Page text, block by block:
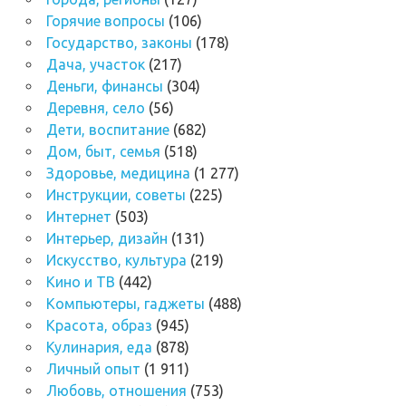
Горячие вопросы (106)
Государство, законы (178)
Дача, участок(217)
Деньги, финансы (304)
Деревня, село (56)
Дети, воспитание(682)
Дом, быт, семья (518)
Здоровье, медицина (1 277)
Инструкции, советы (225)
Интернет (503)
Интерьер, дизайн (131)
Искусство, культура (219)
Кино и ТВ (442)
Компьютеры, гаджеты (488)
Красота, образ (945)
Кулинария, еда (878)
Личный опыт (1 911)
Любовь, отношения (753)